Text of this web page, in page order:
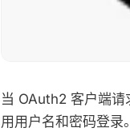
当 OAuth2 客户端
用用户名和密码登录。